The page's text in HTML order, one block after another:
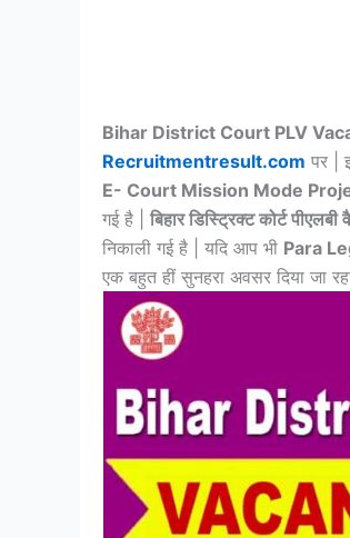
Bihar District Court PLV
Recruitmentresult.com पर |
E- Court Mission Mode
गई है | बिहार डिस्ट्रिक्ट कोर्ट
निकाली गई है | यदि आप भी Para
एक बहुत हीं सुनहरा अवसर दिया जा